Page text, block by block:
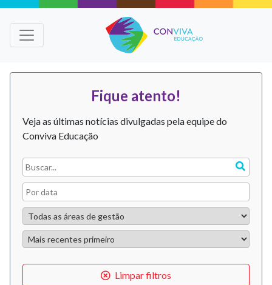
Fique atento!
Veja as últimas notícias divulgadas pela equipe do
Conviva Educação
Limpar filtros